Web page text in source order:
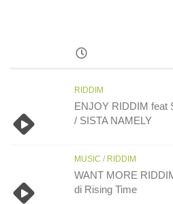
RIDDIM
ENJOY RIDDIM feat
/ SISTA NAMELY
MUSIC / RIDDIM
WANT MORE
di Rising Time